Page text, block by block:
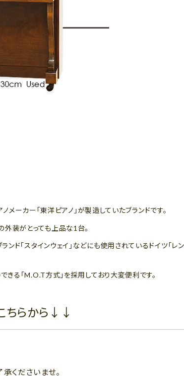
メーカー「東洋ピアノ」が製造していたブランドです。
外装がとっても上品な1台。
ド「スタインウェイ」などにも使用されているドイツ「レ
る「M.O.T方式」を採用しており大変便利です。
ちらから↓↓
くださいませ。